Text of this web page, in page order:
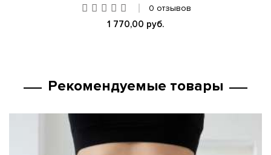
0 отзывов
1 770,00 руб.
Рекомендуемые товары